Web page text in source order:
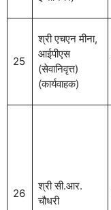
25
श्री एचएन मीना,
आईपीएस
(सेवानिवृत्त)
(कार्यवाहक)
26
श्री सी.आर.
चौधरी